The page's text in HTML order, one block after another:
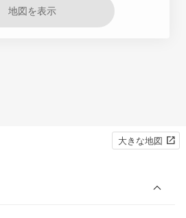
地図を表示
大きな地図